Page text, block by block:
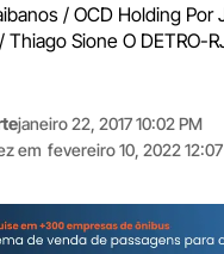
/ OCD Holding Por
Thiago Sione O DETRO-
janeiro 22, 2017 10:02 PM
em fevereiro 10, 2022